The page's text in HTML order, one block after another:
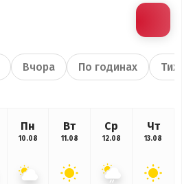
Вчора По годинах
Пн
10.08
Вт
11.08
Ср
12.08
Чт
13.08